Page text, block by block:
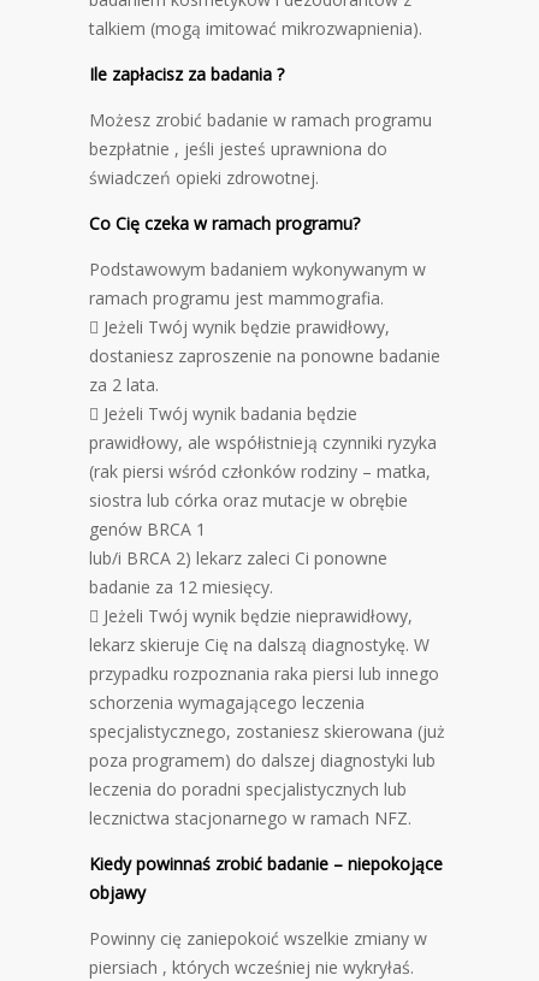
talkiem (mogą imitować mikrozwapnienia).
Ile zapłacisz za badania ?
Możesz zrobić badanie w ramach programu
bezpłatnie , jeśli jesteś uprawniona do
świadczeń opieki zdrowotnej.
Co Cię czeka w ramach programu?
Podstawowym badaniem wykonywanym w
ramach programu jest mammografia.
 Jeżeli Twój wynik będzie prawidłowy,
dostaniesz zaproszenie na ponowne badanie
za 2 lata.
 Jeżeli Twój wynik badania będzie
prawidłowy, ale współistnieją czynniki ryzyka
(rak piersi wśród członków rodziny – matka,
siostra lub córka oraz mutacje w obrębie
genów BRCA 1
lub/i BRCA 2) lekarz zaleci Ci ponowne
badanie za 12 miesięcy.
 Jeżeli Twój wynik będzie nieprawidłowy,
lekarz skieruje Cię na dalszą diagnostykę. W
przypadku rozpoznania raka piersi lub innego
schorzenia wymagającego leczenia
specjalistycznego, zostaniesz skierowana (już
poza programem) do dalszej diagnostyki lub
leczenia do poradni specjalistycznych lub
lecznictwa stacjonarnego w ramach NFZ.​
Kiedy powinnaś zrobić badanie – niepokojące
objawy
Powinny cię zaniepokoić wszelkie zmiany w
piersiach , których wcześniej nie wykryłaś.